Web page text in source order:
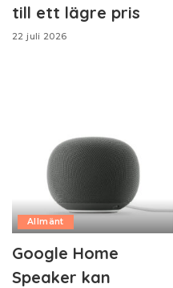
till ett lägre pris
22 juli 2026
Allmänt
Google Home
Speaker kan